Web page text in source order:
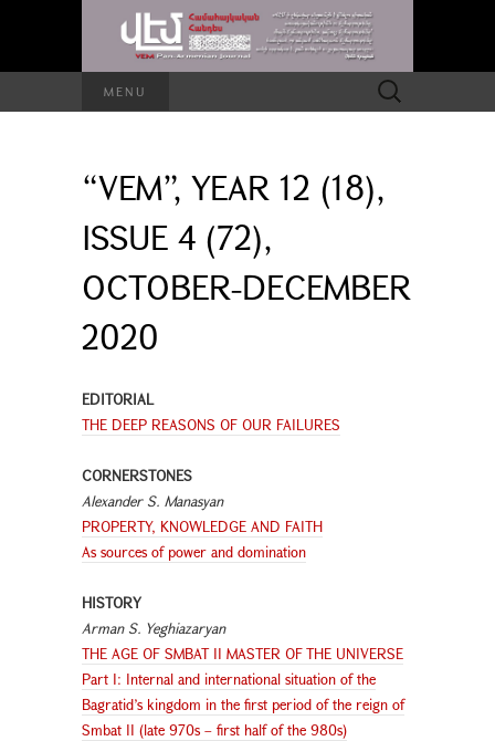
MENU
Search
for:
“VEM”, YEAR 12 (18),
ISSUE 4 (72),
OCTOBER-DECEMBER
2020
EDITORIAL
THE DEEP REASONS OF OUR FAILURES
CORNERSTONES
Alexander S. Manasyan
PROPERTY, KNOWLEDGE AND FAITH
As sources of power and domination
HISTORY
Arman S. Yeghiazaryan
THE AGE OF SMBAT II MASTER OF THE UNIVERSE
Part I: Internal and international situation of the
Bagratid’s kingdom in the first period of the reign of
Smbat II (late 970s – first half of the 980s)